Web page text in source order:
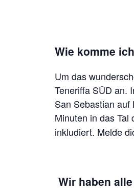
Wie komme
Um das
Teneriffa SÜD an.
San Sebastian
Minuten in das
inkludiert. Melde
Wir haben